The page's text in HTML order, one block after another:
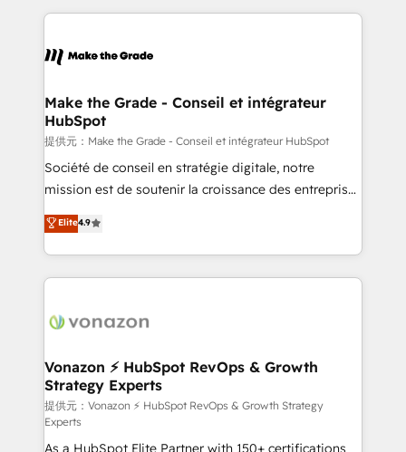
collecte et de l’analyse des données pour des
de la productivité des équipes Notre équipe de 30
avec un engagement total, alignant processus
métiers et technologie, et guidant vos équipes à
travers le changement, tout en centrant vos objectifs
d’entreprise. Grâce à une méthodologie éprouvée
auprès de plus de 400 clients, nous comprenons
HubSpot dans votre organisation. Pour toute
question technique ou besoin de structuration de
Make the Grade - Conseil et intégrateur
HubSpot
提供元：Make the Grade - Conseil et intégrateur HubSpot
Société de conseil en stratégie digitale, notre
mission est de soutenir la croissance des entreprises
B2B à travers l’acquisition de nouveaux clients,
l'intégration CRM et le développement des revenus
auprès de vos comptes existants. En France et à
l'international, nous travaillons avec des ETI
delà d’une simple transformation digitale et des
➤ L’intégration de CRM et de méthodologie RevOps
pour aligner les équipes marketing, commerciales et
support client (data migration, synchronisation API,
audit et maintenance) ➤ La création de sites internet
Elite4.9
Vonazon ⚡ HubSpot RevOps & Growth
Strategy Experts
提供元：Vonazon ⚡ HubSpot RevOps & Growth Strategy
Experts
As a HubSpot Elite Partner with 150+ certifications